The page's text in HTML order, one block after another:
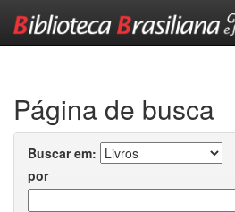
Página de busca
Buscar em:
por